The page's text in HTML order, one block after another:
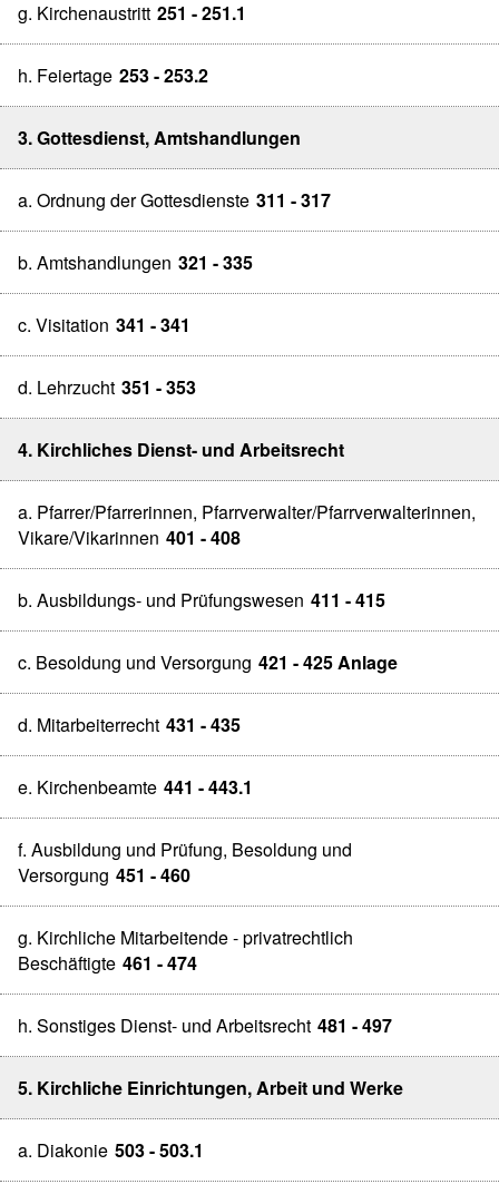
g. Kirchenaustritt 251 - 251.1
h. Feiertage 253 - 253.2
3. Gottesdienst, Amtshandlungen
a. Ordnung der Gottesdienste 311 - 317
b. Amtshandlungen 321 - 335
c. Visitation 341 - 341
d. Lehrzucht 351 - 353
4. Kirchliches Dienst- und Arbeitsrecht
a. Pfarrer/Pfarrerinnen, Pfarrverwalter/Pfarrverwalterinnen,
Vikare/Vikarinnen 401 - 408
b. Ausbildungs- und Prüfungswesen 411 - 415
c. Besoldung und Versorgung 421 - 425 Anlage
d. Mitarbeiterrecht 431 - 435
e. Kirchenbeamte 441 - 443.1
f. Ausbildung und Prüfung, Besoldung und
Versorgung 451 - 460
g. Kirchliche Mitarbeitende - privatrechtlich
Beschäftigte 461 - 474
h. Sonstiges Dienst- und Arbeitsrecht 481 - 497
5. Kirchliche Einrichtungen, Arbeit und Werke
a. Diakonie 503 - 503.1